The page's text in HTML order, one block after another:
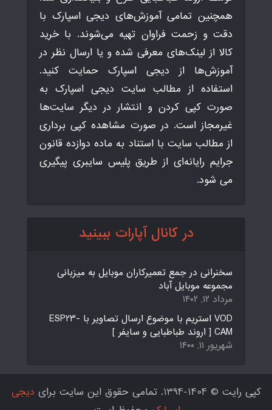
همچنین تمامی آموزش‌های دیجی اسپارک با
دقت و زحمت فراوان تهیه می‌شوند. با خرید
کالا از لینک‌های معرفی شده و یا ارسال نظر در
آموزش‌ها از دیجی اسپارک حمایت کنید.
استفاده از مطالب سایت دیجی اسپارک به
صورت کپی کردن و انتشار در دیگر سایت‌ها
غیرمجاز است. در صورت مشاهده کپی برداری
از مطالب سایت با استناد به ماده دوازده قانون
جرایم رایانه‌ای از طریق پلیس سایبری پیگیری
می شود.
در کانال آپارات ببینید
سخنرانی در جمع تعمیرکاران موبایل به میزبانی
مجموعه موبایل آباد
مرداد ۱۲, ۱۴۰۲
VOD استریم با موضوع ارسال تصاویر با ESP23-
CAM [ اروند طباطبایی و سایفر ]
شهریور ۱۱, ۱۴۰۰
کپی رایت © 1404-1394. تمامی حقوق این سایت برای
دیجی